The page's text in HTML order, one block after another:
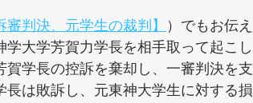
判決、元学生の裁判】
）でもお伝え
大学芳賀力学長を相手取って起こし
学長の控訴を棄却し、一審判決を支
は敗訴し、元東神大学生に対する損